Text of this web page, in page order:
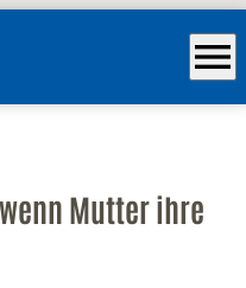
menu
Mutter ihre